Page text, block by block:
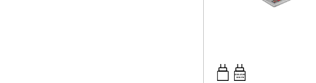
45W-65W
USB PD